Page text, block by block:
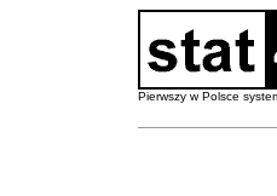
Pierwszy w Polsce